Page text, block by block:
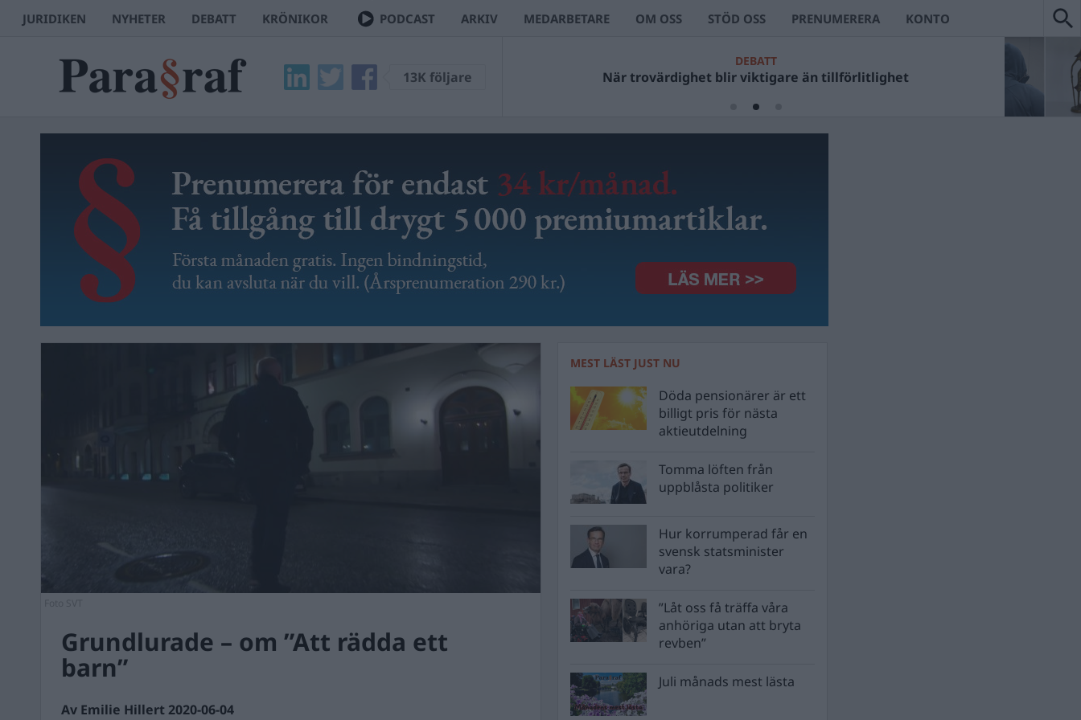
JURIDIKEN NYHETER DEBATT KRÖNIKOR PODCAST ARKIV MEDARBETARE OM OSS STÖD OSS PRENUMERERA KONTO
13K följare
DEBATT
När trovärdighet blir viktigare än tillförlitlighet
Grundlurade – om ”Att rädda ett
barn”
Av Emilie Hillert 2020-06-04
MEST LÄST JUST NU
Döda pensionärer är ett
billigt pris för nästa
aktieutdelning
Tomma löften från
uppblåsta politiker
Hur korrumperad får en
svensk statsminister
vara?
”Låt oss få träffa våra
anhöriga utan att bryta
revben”
Juli månads mest lästa